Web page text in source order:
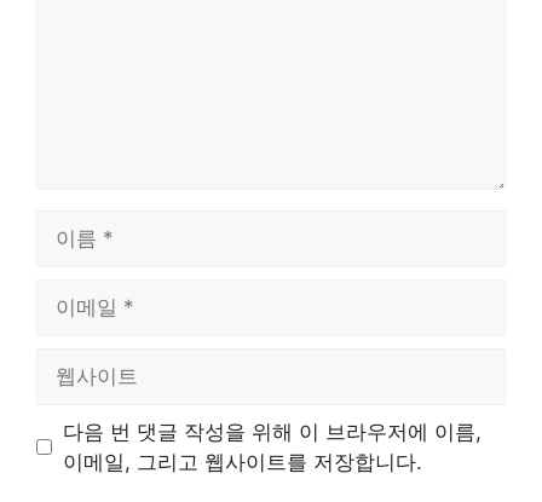
트
다음 번 댓글 작성을 위해 이 브라우저에 이름,
이메일, 그리고 웹사이트를 저장합니다.